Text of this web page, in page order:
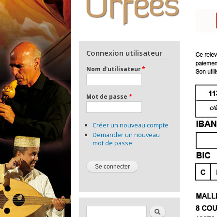
Connexion utilisateur
Nom d'utilisateur*
Mot de passe *
Créer un nouveau compte
Demander un nouveau
mot de passe
Formulaire de rechercheRechercher